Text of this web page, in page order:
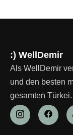
:) WellDemir
Als WellDemir
und den besten
gesamten Türkei.